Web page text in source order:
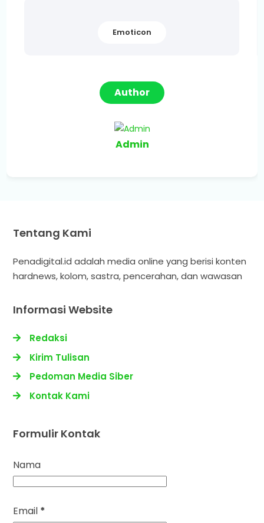
Emoticon
Author
Admin
Tentang Kami
Penadigital.id adalah media online yang berisi konten
hardnews, kolom, sastra, pencerahan, dan wawasan
Informasi Website
Redaksi
Kirim Tulisan
Pedoman Media Siber
Kontak Kami
Formulir Kontak
Nama
Email *